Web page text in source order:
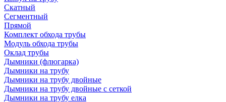
Скатный
Сегментный
Прямой
Комплект обхода трубы
Модуль обхода трубы
Оклад трубы
Дымники (флюгарка)
Дымники на трубу
Дымники на трубу двoйные
Дымники на трубу двoйные с сеткой
Дымники на трубу елка